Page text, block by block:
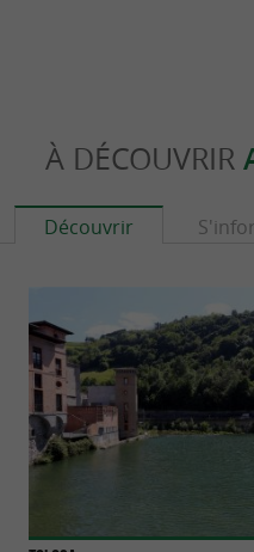
À DÉCOUVRIR
Découvrir